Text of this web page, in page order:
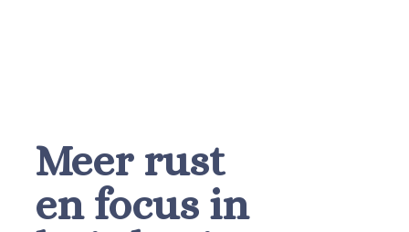
Meer rust
en focus in